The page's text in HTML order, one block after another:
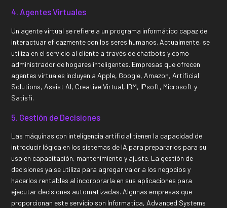
4. Agentes Virtuales
Un agente virtual se refiere a un programa informático capaz de
interactuar eficazmente con los seres humanos. Actualmente, se
utiliza en el servicio al cliente a través de chatbots y como
administrador de hogares inteligentes. Empresas que ofrecen
agentes virtuales incluyen a Apple, Google, Amazon, Artificial
Solutions, Assist AI, Creative Virtual, IBM, IPsoft, Microsoft y
Satisfi.
5. Gestión de Decisiones
Las máquinas con inteligencia artificial tienen la capacidad de
introducir lógica en los sistemas de IA para prepararlos para su
uso en capacitación, mantenimiento y ajuste. La gestión de
decisiones ya se utiliza para agregar valor a los negocios y
hacerlos rentables al incorporarla en sus aplicaciones para
ejecutar decisiones automatizadas. Algunas empresas que
proporcionan este servicio son Informatica, Advanced Systems